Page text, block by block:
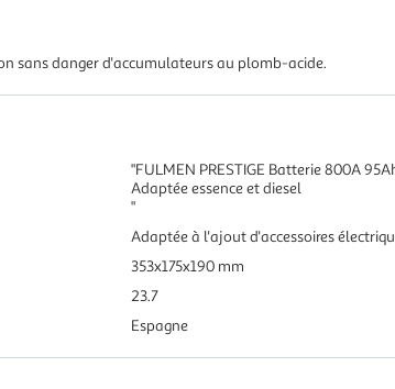
sans danger d'accumulateurs au plomb-acide.
"FULMEN PRESTIGE Batterie 800A
Adaptée essence et diesel
"
Adaptée à l'ajout d'accessoires
353x175x190 mm
23.7
Espagne